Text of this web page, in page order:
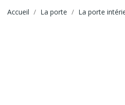
Accueil La porte La porte